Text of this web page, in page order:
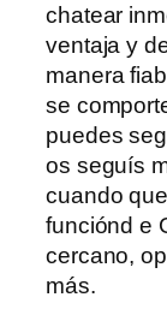
chatear
ventaja y
manera
se
puedes
os seguís
cuando
funciónd e
cercano,
más.